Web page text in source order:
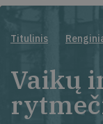
Titulinis
Vaikų